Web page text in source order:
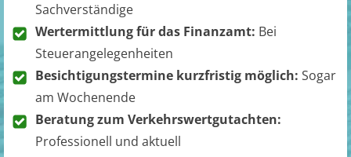
Sachverständige
Wertermittlung für das Finanzamt: Bei
Steuerangelegenheiten
Besichtigungstermine kurzfristig möglich: Sogar
am Wochenende
Beratung zum Verkehrswertgutachten:
Professionell und aktuell